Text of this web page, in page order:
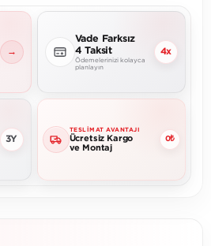
→
Vade Farksız
4 Taksit
Ödemelerinizi kolayca
planlayın
4x
3Y
TESLIMAT AVANTAJI
Ücretsiz Kargo
ve Montaj
0₺